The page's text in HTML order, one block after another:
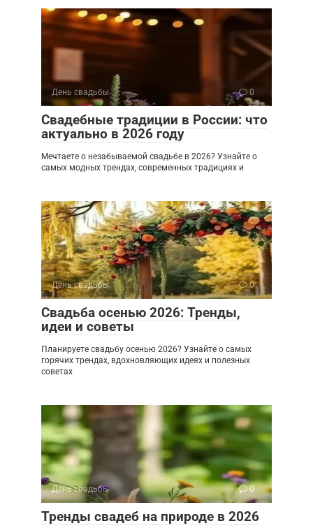
День свадьбы 0
Свадебные традиции в России: что
актуально в 2026 году
Мечтаете о незабываемой свадьбе в 2026? Узнайте о
самых модных трендах, современных традициях и
День свадьбы 0
Свадьба осенью 2026: Тренды,
идеи и советы
Планируете свадьбу осенью 2026? Узнайте о самых
горячих трендах, вдохновляющих идеях и полезных
советах
День свадьбы 0
Тренды свадеб на природе в 2026